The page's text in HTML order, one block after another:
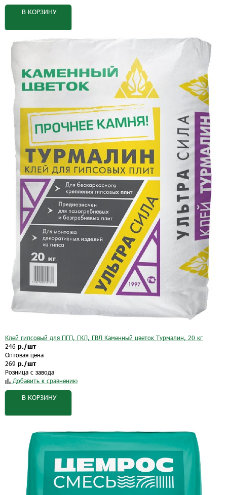
В КОРЗИНУ
Клей гипсовый для ПГП, ГКЛ, ГВЛ Каменный цветок Турмалин, 20 кг
246 р./шт
Оптовая цена
269 р./шт
Розница с завода
Добавить к сравнению
В КОРЗИНУ